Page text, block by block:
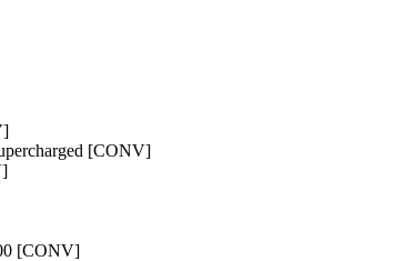
[CONV]
[CONV]